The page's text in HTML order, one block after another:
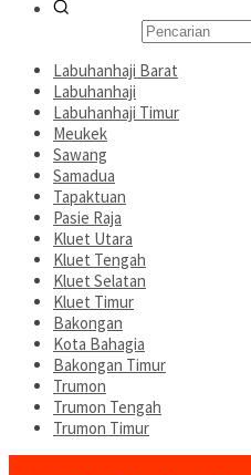
Labuhanhaji Barat
Labuhanhaji
Labuhanhaji Timur
Meukek
Sawang
Samadua
Tapaktuan
Pasie Raja
Kluet Utara
Kluet Tengah
Kluet Selatan
Kluet Timur
Bakongan
Kota Bahagia
Bakongan Timur
Trumon
Trumon Tengah
Trumon Timur